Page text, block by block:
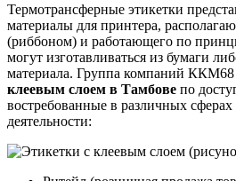
Термотрансферные этикетки
материалы для принтера,
(риббоном) и работающего по
могут изготавливаться из бумаги
материала. Группа компаний ККМ68
клеевым слоем в Тамбове по
востребованные в различных сферах
деятельности: